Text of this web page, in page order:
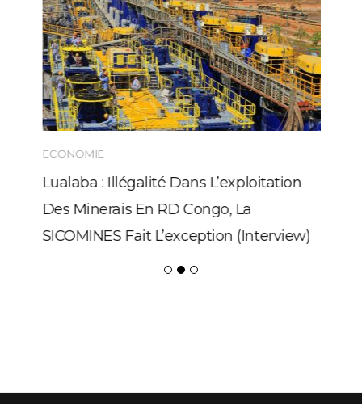
ECONOMIE
Lualaba : Illégalité Dans L’exploitation
Des Minerais En RD Congo, La
SICOMINES Fait L’exception (Interview)